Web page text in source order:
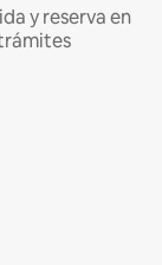
y reserva en